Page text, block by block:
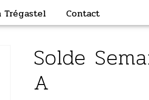
Trégastel
Contact
Solde
A